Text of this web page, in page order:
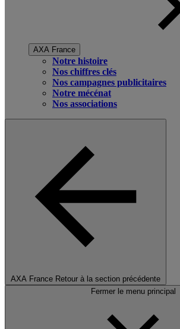
AXA France
Notre histoire
Nos chiffres clés
Nos campagnes publicitaires
Notre mécénat
Nos associations
AXA France Retour à la section précédente
Fermer le menu principal